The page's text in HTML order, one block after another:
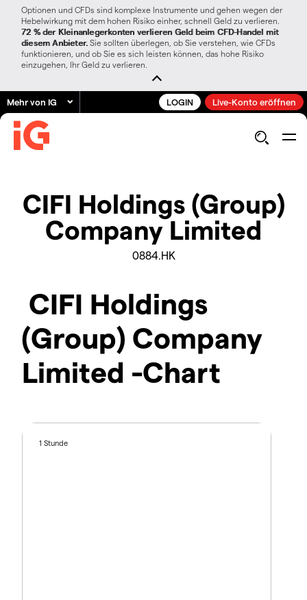
Optionen und CFDs sind komplexe Instrumente und gehen wegen der
Hebelwirkung mit dem hohen Risiko einher, schnell Geld zu verlieren.
72 % der Kleinanlegerkonten verlieren Geld beim CFD-Handel mit
diesem Anbieter. Sie sollten überlegen, ob Sie verstehen, wie CFDs
funktionieren, und ob Sie es sich leisten können, das hohe Risiko
einzugehen, Ihr Geld zu verlieren.
Mehr von IG LOGIN Live-Konto eröffnen
CIFI Holdings (Group)
Company Limited
0884.HK
CIFI Holdings
(Group) Company
Limited -Chart
1 Stunde